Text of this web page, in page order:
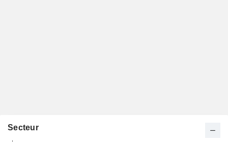
Secteur